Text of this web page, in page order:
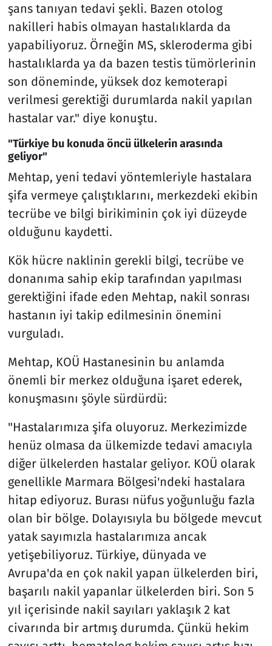
şans tanıyan tedavi şekli. Bazen otolog
nakilleri habis olmayan hastalıklarda da
yapabiliyoruz. Örneğin MS, skleroderma gibi
hastalıklarda ya da bazen testis tümörlerinin
son döneminde, yüksek doz kemoterapi
verilmesi gerektiği durumlarda nakil yapılan
hastalar var." diye konuştu.
"Türkiye bu konuda öncü ülkelerin arasında
geliyor"
Mehtap, yeni tedavi yöntemleriyle hastalara
şifa vermeye çalıştıklarını, merkezdeki ekibin
tecrübe ve bilgi birikiminin çok iyi düzeyde
olduğunu kaydetti.
Kök hücre naklinin gerekli bilgi, tecrübe ve
donanıma sahip ekip tarafından yapılması
gerektiğini ifade eden Mehtap, nakil sonrası
hastanın iyi takip edilmesinin önemini
vurguladı.
Mehtap, KOÜ Hastanesinin bu anlamda
önemli bir merkez olduğuna işaret ederek,
konuşmasını şöyle sürdürdü:
"Hastalarımıza şifa oluyoruz. Merkezimizde
henüz olmasa da ülkemizde tedavi amacıyla
diğer ülkelerden hastalar geliyor. KOÜ olarak
genellikle Marmara Bölgesi'ndeki hastalara
hitap ediyoruz. Burası nüfus yoğunluğu fazla
olan bir bölge. Dolayısıyla bu bölgede mevcut
yatak sayımızla hastalarımıza ancak
yetişebiliyoruz. Türkiye, dünyada ve
Avrupa'da en çok nakil yapan ülkelerden biri,
başarılı nakil yapanlar ülkelerden biri. Son 5
yıl içerisinde nakil sayıları yaklaşık 2 kat
civarında bir artmış durumda. Çünkü hekim